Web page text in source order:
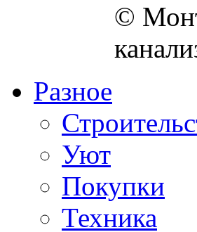
©
Разное
Уют
Покупки
Техника